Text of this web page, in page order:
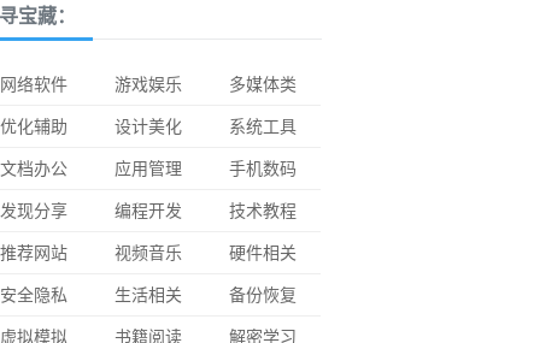
宝藏：
网络软件 游戏娱乐
多媒体类
优化辅助
设计美化
系统工具
文档办公
应用管理
手机数码
发现分享
编程开发
技术教程
推荐网站
视频音乐
硬件相关
安全隐私
生活相关
备份恢复
虚拟模拟
书籍阅读
解密学习